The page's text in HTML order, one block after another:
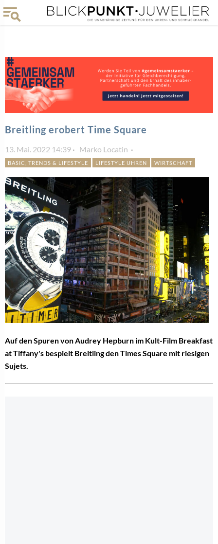
Breitling erobert Time Square
13. Mai. 2022 14:39 Marko Locatin
BASIC, TRENDS & LIFESTYLE LIFESTYLE UHREN WIRTSCHAFT
Auf den Spuren von Audrey Hepburn im Kult-Film Breakfast
at Tiffany's bespielt Breitling den Times Square mit riesigen
Sujets.